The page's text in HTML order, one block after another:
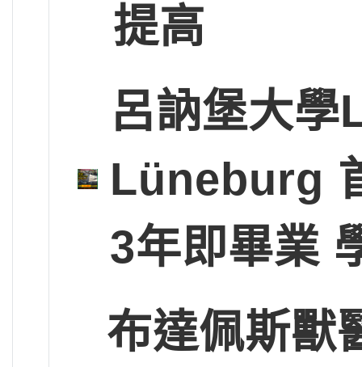
提高
呂訥堡大
Lüneburg
3年即畢業
布達佩斯